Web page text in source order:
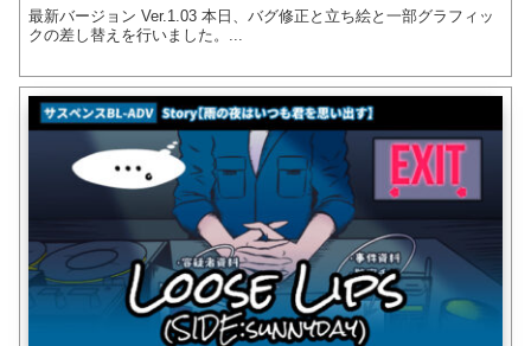
最新バージョン Ver.1.03 本日、バグ修正と立ち絵と一部グラフィッ
クの差し替えを行いました。...